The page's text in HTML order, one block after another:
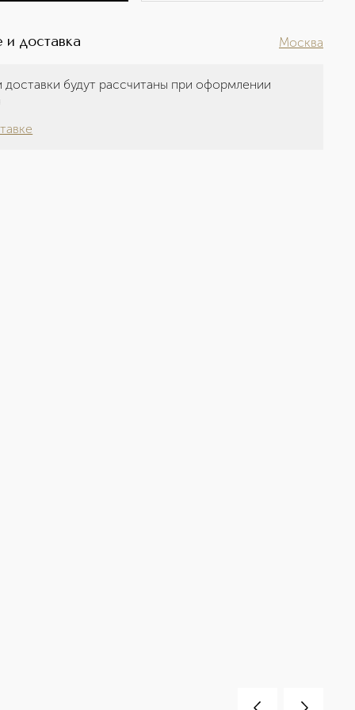
и доставка Москва
доставки будут рассчитаны при оформлении